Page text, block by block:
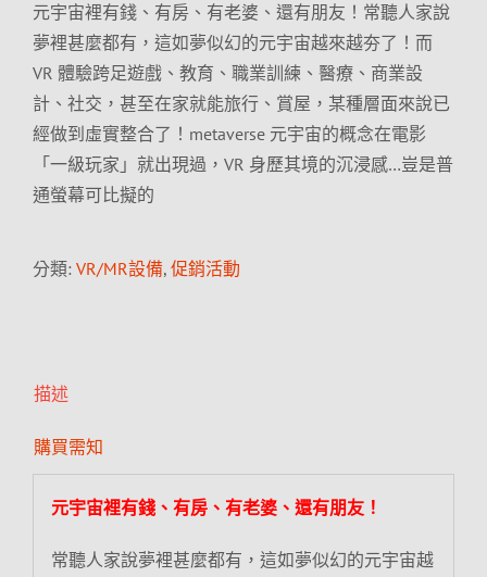
元宇宙裡有錢、有房、有老婆、還有朋友！常聽人家說
夢裡甚麼都有，這如夢似幻的元宇宙越來越夯了！而
VR 體驗跨足遊戲、教育、職業訓練、醫療、商業設
計、社交，甚至在家就能旅行、賞屋，某種層面來說已
經做到虛實整合了！metaverse 元宇宙的概念在電影
「一級玩家」就出現過，VR 身歷其境的沉浸感…豈是普
通螢幕可比擬的
分類: VR/MR設備, 促銷活動
描述
購買需知
元宇宙裡有錢、有房、有老婆、還有朋友！
常聽人家說夢裡甚麼都有，這如夢似幻的元宇宙越